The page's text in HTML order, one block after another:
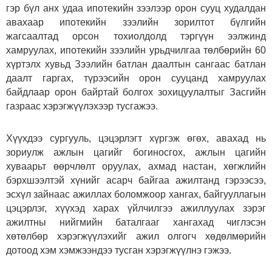
гэр бүл анх удаа ипотекийн зээлээр орон сууц худалдан
авахаар ипотекийн зээлийн зорилтот бүлгийн
жагсаалтад орсон тохиолдолд тэргүүн ээлжинд
хамруулах, ипотекийн зээлийн урьдчилгаа төлбөрийн 60
хүртэлх хувьд Зээлийн батлан даалтын сангаас батлан
даалт гаргах, түрээсийн орон сууцанд хамруулах
байдлаар орон байртай болгох зохицуулалтыг Засгийн
газраас хэрэгжүүлэхээр тусгажээ.
Хүүхдээ сургууль, цэцэрлэгт хүргэж өгөх, авахад нь
зориулж ажлын цагийг богиносгох, ажлын цагийн
хуваарьт өөрчлөлт оруулах, ахмад настан, хөгжлийн
бэрхшээлтэй хүнийг асарч байгаа ажилтанд гэрээсээ,
эсхүл зайнаас ажиллах боломжоор хангах, байгууллагын
цэцэрлэг, хүүхэд харах үйлчилгээ ажиллуулах зэрэг
ажилтны нийгмийн баталгааг хангахад чиглэсэн
хөтөлбөр хэрэгжүүлэхийг ажил олгогч хөдөлмөрийн
дотоод хэм хэмжээндээ тусган хэрэгжүүлнэ гэжээ.